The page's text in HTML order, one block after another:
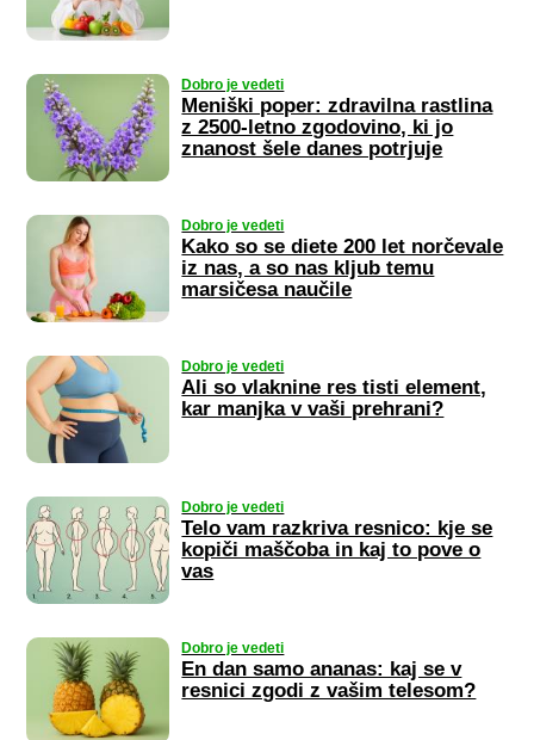
Dobro je vedeti
Meniški poper: zdravilna rastlina
z 2500-letno zgodovino, ki jo
znanost šele danes potrjuje
Dobro je vedeti
Kako so se diete 200 let norčevale
iz nas, a so nas kljub temu
marsičesa naučile
Dobro je vedeti
Ali so vlaknine res tisti element,
kar manjka v vaši prehrani?
Dobro je vedeti
Telo vam razkriva resnico: kje se
kopiči maščoba in kaj to pove o
vas
Dobro je vedeti
En dan samo ananas: kaj se v
resnici zgodi z vašim telesom?